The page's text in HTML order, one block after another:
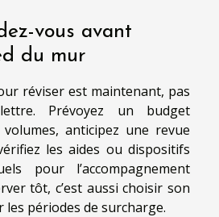
vous avant
du mur
réviser est maintenant, pas
Prévoyez un budget
anticipez une revue
les aides ou dispositifs
pour l’accompagnement
tôt, c’est aussi choisir son
les périodes de surcharge.